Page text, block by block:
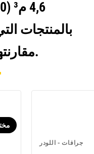
مقارنتها بشكل متكرر.
جرافات - اللودر